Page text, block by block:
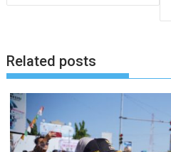
Related posts